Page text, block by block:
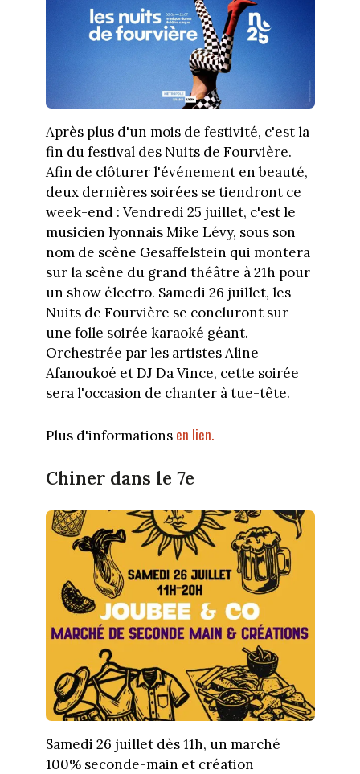
Après plus d'un mois de festivité, c'est la
fin du festival des Nuits de Fourvière.
Afin de clôturer l'événement en beauté,
deux dernières soirées se tiendront ce
week-end : Vendredi 25 juillet, c'est le
musicien lyonnais Mike Lévy, sous son
nom de scène Gesaffelstein qui montera
sur la scène du grand théâtre à 21h pour
un show électro. Samedi 26 juillet, les
Nuits de Fourvière se concluront sur
une folle soirée karaoké géant.
Orchestrée par les artistes Aline
Afanoukoé et DJ Da Vince, cette soirée
sera l'occasion de chanter à tue-tête.
Plus d'informations en lien.
Chiner dans le 7e
Samedi 26 juillet dès 11h, un marché
100% seconde-main et création